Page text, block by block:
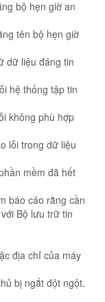
bộ hẹn giờ an
tên bộ hẹn giờ
dữ liệu đáng tin
hệ thống tập tin
không phù hợp
lỗi trong dữ liệu
mềm đã hết
báo cáo rằng cần
Bộ lưu trữ tin
địa chỉ của máy
bị ngắt đột ngột.